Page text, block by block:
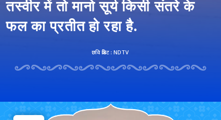
छवि क्रेडिट : NDTV
तस्वीर में तो मानो सूर्य किसी संतरे के
फल का प्रतीत हो रहा है.